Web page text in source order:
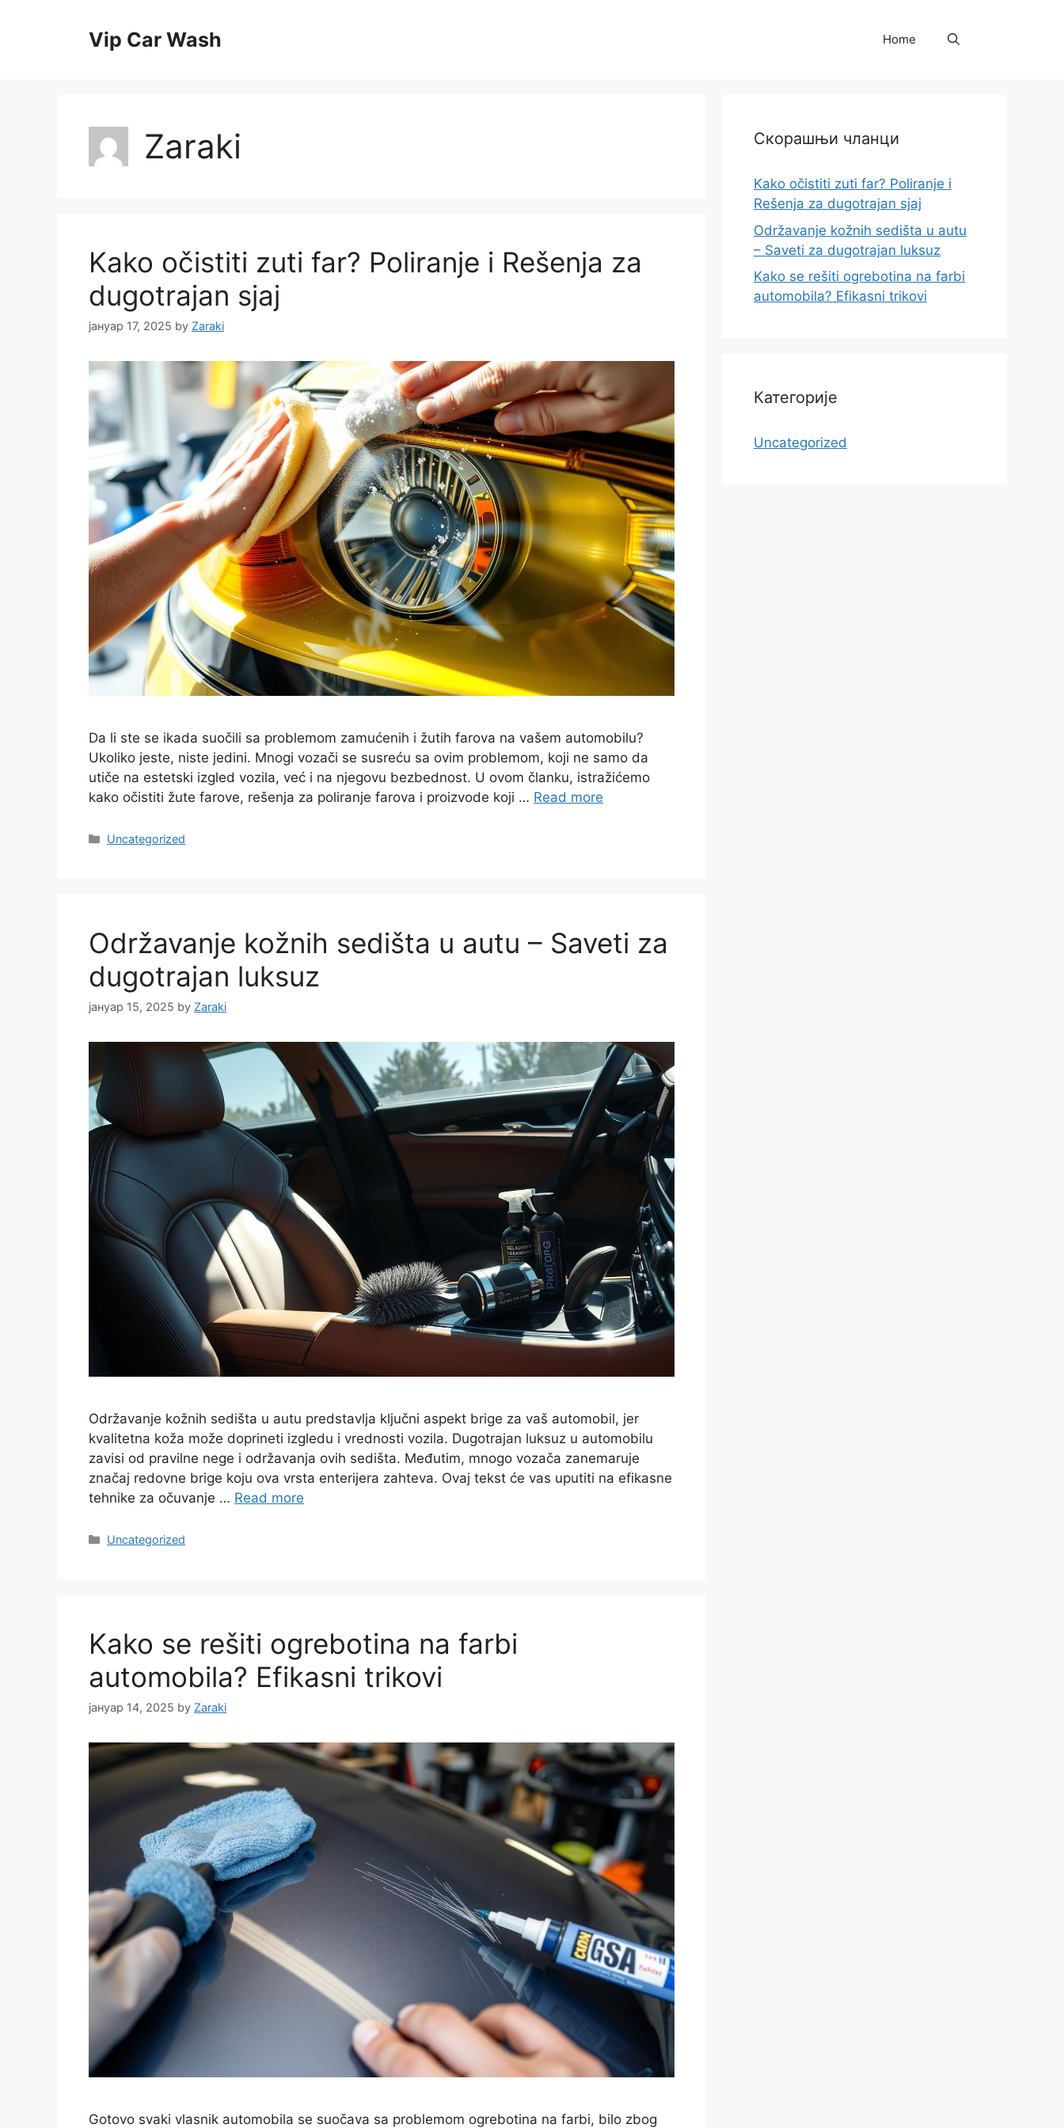
Vip Car Wash Home
Zaraki
Kako očistiti zuti far? Poliranje i Rešenja za
dugotrajan sjaj
јануар 17, 2025 by Zaraki
Da li ste se ikada suočili sa problemom zamućenih i žutih farova na vašem automobilu?
Ukoliko jeste, niste jedini. Mnogi vozači se susreću sa ovim problemom, koji ne samo da
utiče na estetski izgled vozila, već i na njegovu bezbednost. U ovom članku, istražićemo
kako očistiti žute farove, rešenja za poliranje farova i proizvode koji … Read more
Categories
Uncategorized
Održavanje kožnih sedišta u autu – Saveti za
dugotrajan luksuz
јануар 15, 2025 by Zaraki
Održavanje kožnih sedišta u autu predstavlja ključni aspekt brige za vaš automobil, jer
kvalitetna koža može doprineti izgledu i vrednosti vozila. Dugotrajan luksuz u automobilu
zavisi od pravilne nege i održavanja ovih sedišta. Međutim, mnogo vozača zanemaruje
značaj redovne brige koju ova vrsta enterijera zahteva. Ovaj tekst će vas uputiti na efikasne
tehnike za očuvanje … Read more
Categories
Uncategorized
Kako se rešiti ogrebotina na farbi
automobila? Efikasni trikovi
јануар 14, 2025 by Zaraki
Gotovo svaki vlasnik automobila se suočava sa problemom ogrebotina na farbi, bilo zbog
Скорашњи чланци
Kako očistiti zuti far? Poliranje i
Rešenja za dugotrajan sjaj
Održavanje kožnih sedišta u autu
– Saveti za dugotrajan luksuz
Kako se rešiti ogrebotina na farbi
automobila? Efikasni trikovi
Категорије
Uncategorized